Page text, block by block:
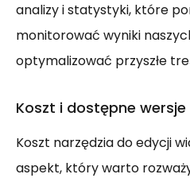
analizy i statystyki, które
monitorować wyniki
optymalizować przyszłe
Koszt i dostępne wersje
Koszt narzędzia do edycji
aspekt, który warto